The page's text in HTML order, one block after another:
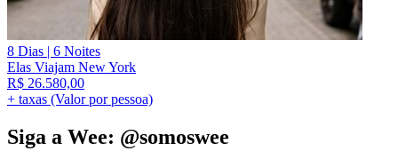
8 Dias | 6 Noites
Elas Viajam New York
R$ 26.580,00
+ taxas (Valor por pessoa)
Siga a Wee: @somoswee